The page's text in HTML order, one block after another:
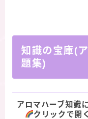
知識の宝庫(
題集)
アロマハーブ知識
クリックで開く